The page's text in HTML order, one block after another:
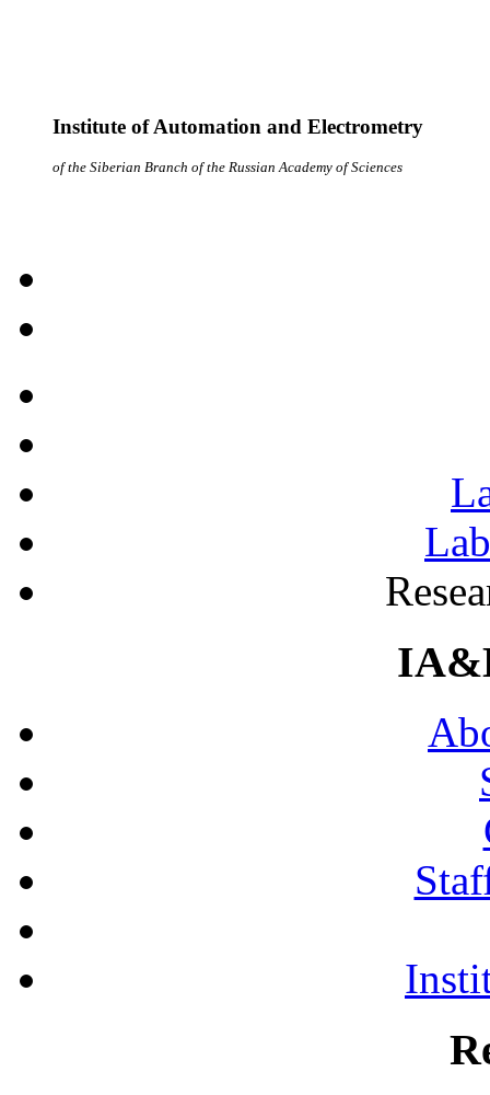
Institute of Automation and Electrometry
of the Siberian Branch of the Russian Academy of Sciences